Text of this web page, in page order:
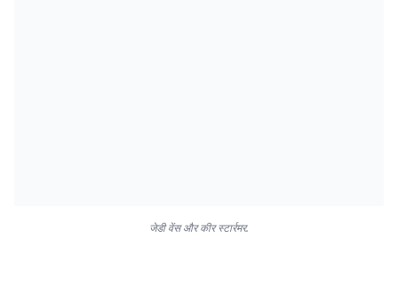
जेडी वेंस और कीर स्टार्रमर.